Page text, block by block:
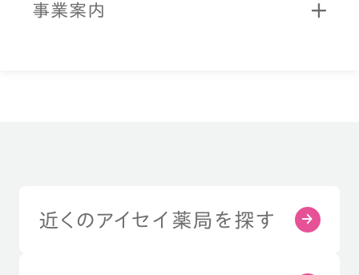
事業案内
近くのアイセイ薬局を探す